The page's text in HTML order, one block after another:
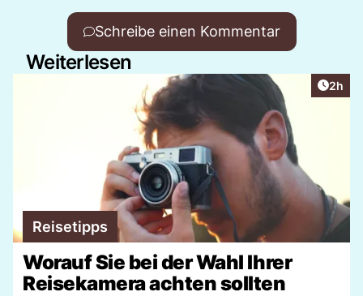
Schreibe einen Kommentar
Weiterlesen
2h
Reisetipps
Worauf Sie bei der Wahl Ihrer
Reisekamera achten sollten